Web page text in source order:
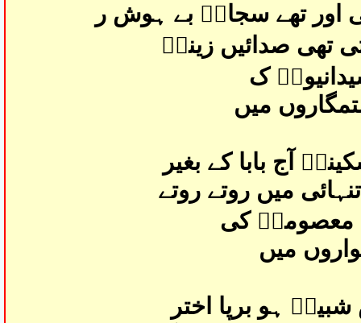
اور تھے سجادؑ بے ہوش ر
تھی صدائیں زینبؑ
ک
میں
آج بابا کے بغیر
میں روتے روتے
معصومہؑ کی
میں
ہو برپا اختر